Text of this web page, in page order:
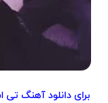
برایدانلود آهنگ